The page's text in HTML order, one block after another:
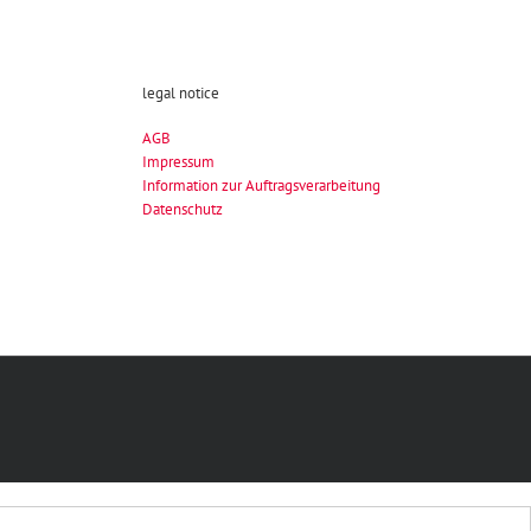
legal notice
AGB
Impressum
Information zur Auftragsverarbeitung
Datenschutz